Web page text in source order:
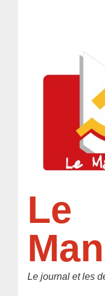
Le
Le journal et les